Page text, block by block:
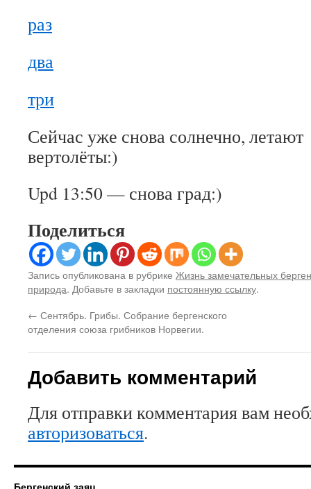
раз
два
три
Сейчас уже снова солнечно,
вертолёты:)
Upd 13:50 — снова град:)
Поделиться
Запись опубликована в рубрике Жизнь замечательных
природа. Добавьте в закладки постоянную ссылку.
← Сентябрь. Грибы. Собрание бергенского
отделения союза грибников Норвегии.
Добавить комментарий
Для отправки комментария вам
авторизоваться.